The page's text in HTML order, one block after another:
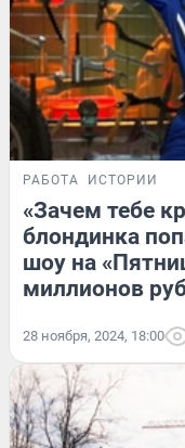
РАБОТА ИСТОРИИ
«Зачем тебе
блондинка
шоу на
миллионов
28 ноября, 2024, 18:00